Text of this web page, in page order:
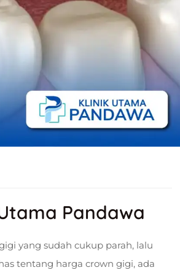
Pandawa
yang sudah cukup parah, lalu
tentang harga crown gigi, ada